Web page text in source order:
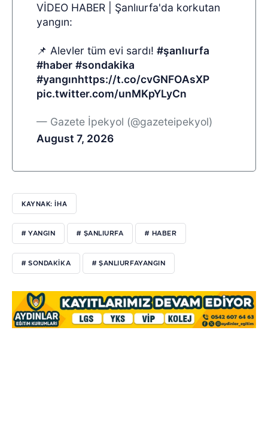
VİDEO HABER | Şanlıurfa'da korkutan
yangın:
📌 Alevler tüm evi sardı!#şanlıurfa
#haber #sondakika
#yangınhttps://t.co/cvGNFOAsXP
pic.twitter.com/unMKpYLyCn
— Gazete İpekyol (@gazeteipekyol)
August 7, 2026
KAYNAK: İHA
# YANGIN # ŞANLIURFA # HABER
# SONDAKIKA # ŞANLIURFAYANGIN